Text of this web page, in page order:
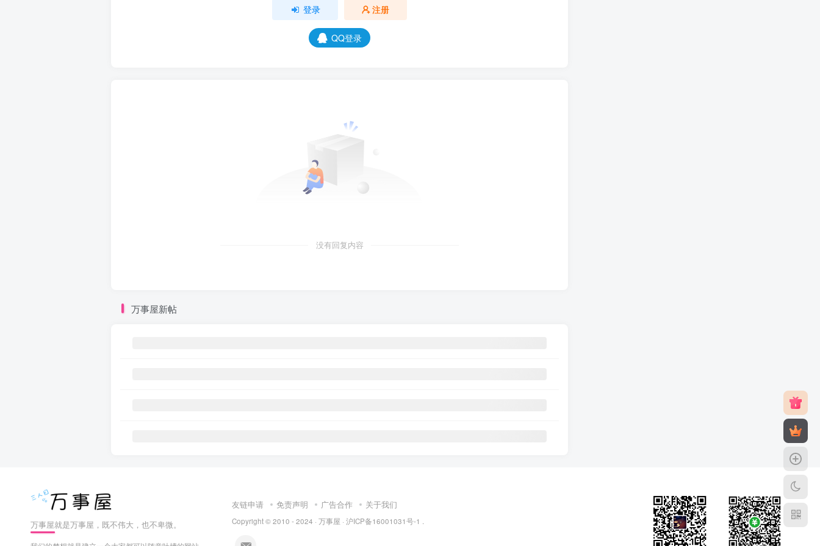
登录 注册
QQ登录
没有回复内容
万事屋新帖
万事屋就是万事屋，既不伟大，也不卑微。
友链申请 免责声明 广告合作 关于我们
Copyright © 2010 - 2024 · 万事屋 · 沪ICP备16001031号-1